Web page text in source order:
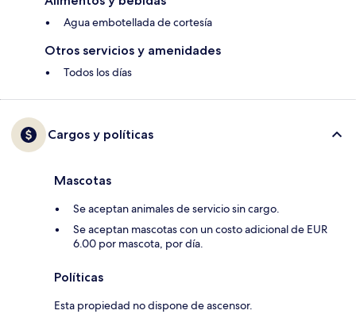
Agua embotellada de cortesía
Otros servicios y amenidades
Todos los días
Cargos y políticas
Mascotas
Se aceptan animales de servicio sin cargo.
Se aceptan mascotas con un costo adicional de EUR
6.00 por mascota, por día.
Políticas
Esta propiedad no dispone de ascensor.